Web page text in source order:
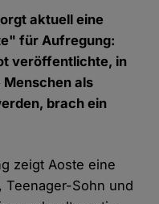
aktuell eine
für Aufregung:
veröffentlichte, in
als
brach ein
zeigt Aoste eine
Teenager-Sohn und